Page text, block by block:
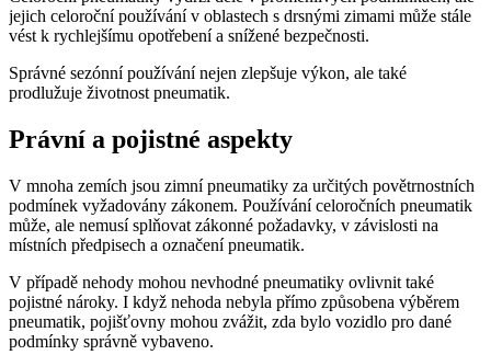
jejich celoroční používání v oblastech s drsnými zimami může stále
vést k rychlejšímu opotřebení a snížené bezpečnosti.
Správné sezónní používání nejen zlepšuje výkon, ale také
prodlužuje životnost pneumatik.
Právní a pojistné aspekty
V mnoha zemích jsou zimní pneumatiky za určitých povětrnostních
podmínek vyžadovány zákonem. Používání celoročních pneumatik
může, ale nemusí splňovat zákonné požadavky, v závislosti na
místních předpisech a označení pneumatik.
V případě nehody mohou nevhodné pneumatiky ovlivnit také
pojistné nároky. I když nehoda nebyla přímo způsobena výběrem
pneumatik, pojišťovny mohou zvážit, zda bylo vozidlo pro dané
podmínky správně vybaveno.